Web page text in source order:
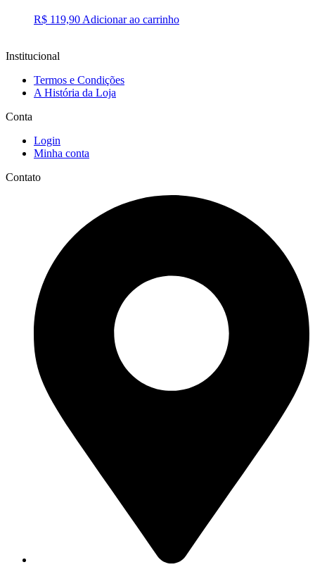
R$ 119,90 Adicionar ao carrinho
Institucional
Termos e Condições
A História da Loja
Conta
Login
Minha conta
Contato